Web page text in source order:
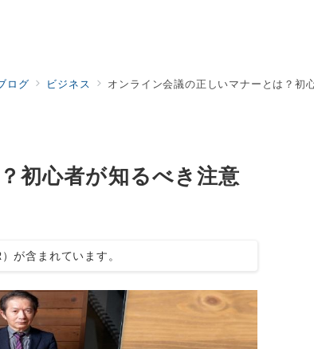
ログ ビジネス オンライン会議の正しいマナーとは？初
初心者が知るべき注意
が含まれています。